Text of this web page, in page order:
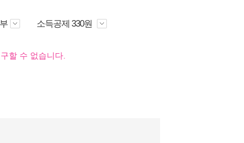
소득공제 330원
할 수 없습니다.